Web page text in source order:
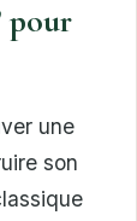
pour
une
son